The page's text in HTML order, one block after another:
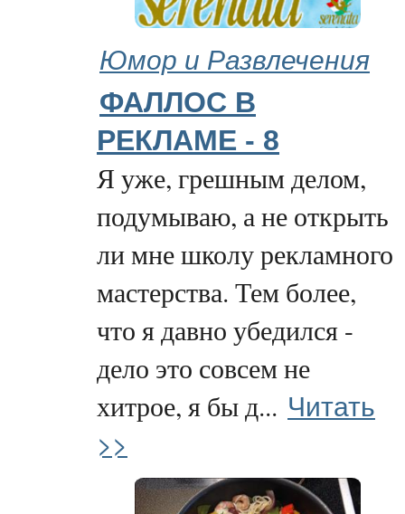
Юмор и Развлечения
ФАЛЛОС В
РЕКЛАМЕ - 8
Я уже, грешным делом,
подумываю, а не открыть
ли мне школу рекламного
мастерства. Тем более,
что я давно убедился -
дело это совсем не
хитрое, я бы д... Читать
>>